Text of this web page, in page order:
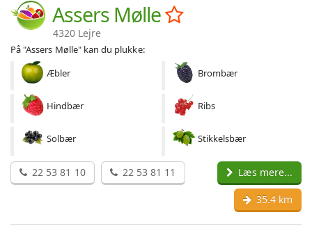
Assers Mølle
4320 Lejre
På "Assers Mølle" kan du plukke:
Æbler
Brombær
Hindbær Ribs
Solbær Stikkelsbær
22 53 81 10 22 53 81 11 Læs mere...
35.4 km